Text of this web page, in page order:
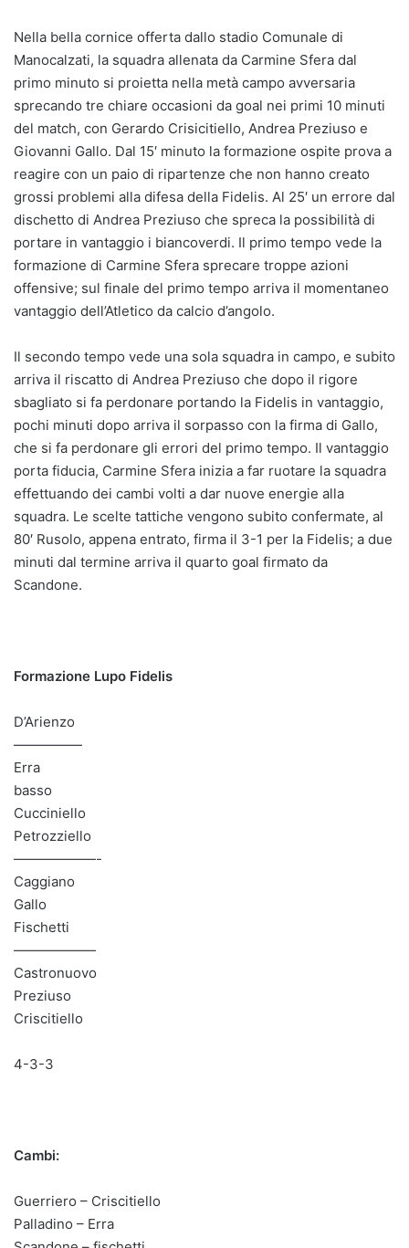
Nella bella cornice offerta dallo stadio Comunale di
Manocalzati, la squadra allenata da Carmine Sfera dal
primo minuto si proietta nella metà campo avversaria
sprecando tre chiare occasioni da goal nei primi 10 minuti
del match, con Gerardo Crisicitiello, Andrea Preziuso e
Giovanni Gallo. Dal 15′ minuto la formazione ospite prova a
reagire con un paio di ripartenze che non hanno creato
grossi problemi alla difesa della Fidelis. Al 25′ un errore dal
dischetto di Andrea Preziuso che spreca la possibilità di
portare in vantaggio i biancoverdi. Il primo tempo vede la
formazione di Carmine Sfera sprecare troppe azioni
offensive; sul finale del primo tempo arriva il momentaneo
vantaggio dell’Atletico da calcio d’angolo.
Il secondo tempo vede una sola squadra in campo, e subito
arriva il riscatto di Andrea Preziuso che dopo il rigore
sbagliato si fa perdonare portando la Fidelis in vantaggio,
pochi minuti dopo arriva il sorpasso con la firma di Gallo,
che si fa perdonare gli errori del primo tempo. Il vantaggio
porta fiducia, Carmine Sfera inizia a far ruotare la squadra
effettuando dei cambi volti a dar nuove energie alla
squadra. Le scelte tattiche vengono subito confermate, al
80′ Rusolo, appena entrato, firma il 3-1 per la Fidelis; a due
minuti dal termine arriva il quarto goal firmato da
Scandone.
Formazione Lupo Fidelis
D’Arienzo
—————
Erra
basso
Cucciniello
Petrozziello
——————-
Caggiano
Gallo
Fischetti
——————
Castronuovo
Preziuso
Criscitiello
4-3-3
Cambi:
Guerriero – Criscitiello
Palladino – Erra